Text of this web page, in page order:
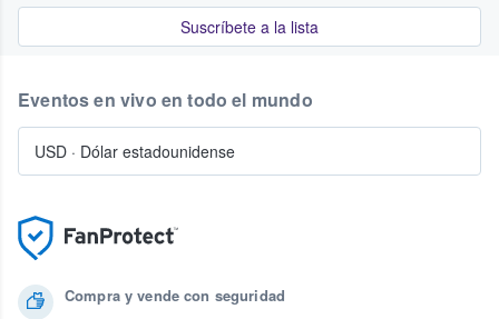
Suscríbete a la lista
Compra y vende con seguridad
Eventos en vivo en todo el mundo
USD · Dólar estadounidense